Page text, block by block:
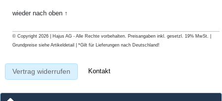
wieder nach oben ↑
© Copyright 2026 | Hajus AG - Alle Rechte vorbehalten. Preisangaben inkl. gesetzl. 19% MwSt. |
Grundpreise siehe Artikeldetail | *Gilt für Lieferungen nach Deutschland!
Vertrag widerrufen Kontakt